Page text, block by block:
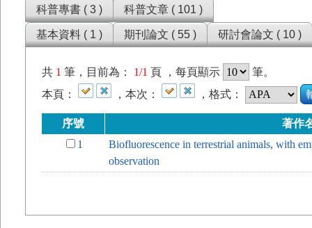
基本資料 ( 1 ) 期刊論文 ( 55 ) 研討會論文 ( 10 )
科普專書 ( 3 ) 科普文章 ( 101 )
共 1 筆，目前為： 1/1 頁 ，每頁顯示
筆。
本頁：
，本次： ，格式：
序號
著作
1
Biofluorescence in terrestrial animals, with
observation